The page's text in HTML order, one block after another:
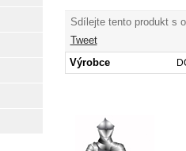
Sdílejte tento produkt s
Tweet
Výrobce